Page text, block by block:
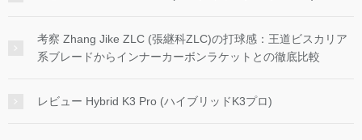
考察 Zhang Jike ZLC (張継科ZLC)の打球感：王道ビスカリア
系ブレードからインナーカーボンラケットとの徹底比較
レビュー Hybrid K3 Pro (ハイブリッドK3プロ)